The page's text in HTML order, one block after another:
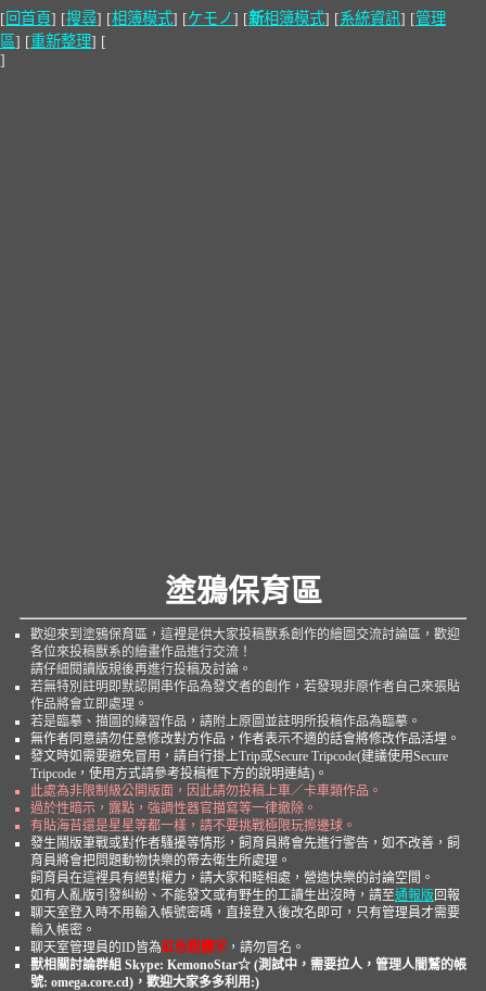
[ 回首頁] [搜尋] [相簿模式] [ケモノ] [新相簿模式] [系統資訊] [管理
區] [重新整理] [
]
塗鴉保育區
歡迎來到塗鴉保育區，這裡是供大家投稿獸系創作的繪圖交流討論區，歡迎
各位來投稿獸系的繪畫作品進行交流！
請仔細閱讀版規後再進行投稿及討論。
若無特別註明即默認開串作品為發文者的創作，若發現非原作者自己來張貼
作品將會立即處理。
若是臨摹、描圖的練習作品，請附上原圖並註明所投稿作品為臨摹。
無作者同意請勿任意修改對方作品，作者表示不適的話會將修改作品活埋。
發文時如需要避免冒用，請自行掛上Trip或Secure Tripcode(建議使用Secure
Tripcode，使用方式請參考投稿框下方的說明連結)。
此處為非限制級公開版面，因此請勿投稿上車／卡車類作品。
過於性暗示，露點，強調性器官描寫等一律撤除。
有貼海苔還是星星等都一樣，請不要挑戰極限玩擦邊球。
發生鬧版筆戰或對作者騷擾等情形，飼育員將會先進行警告，如不改善，飼
育員將會把問題動物快樂的帶去衛生所處理。
飼育員在這裡具有絕對權力，請大家和睦相處，營造快樂的討論空間。
如有人亂版引發糾紛、不能發文或有野生的工讀生出沒時，請至通報版 回報
聊天室登入時不用輸入帳號密碼，直接登入後改名即可，只有管理員才需要
輸入帳密。
聊天室管理員的ID皆為紅色粗體字 ，請勿冒名。
獸相關討論群組 Skype: KemonoStar☆ (測試中，需要拉人，管理人闇鷲的帳
號: omega.core.cd)，歡迎大家多多利用:)